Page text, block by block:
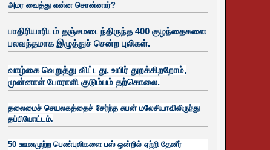
அமர வைத்து என்ன சொன்னார்?
பாதிரியாரிடம் தஞ்சமடைந்திருந்த 400 குழந்தைகளை
பலவந்தமாக இழுத்துச் சென்ற புலிகள்.
வாழ்கை வெறுத்து விட்டது, உயிர் துறக்கிறறோம்,
முன்னாள் போராளி குடும்பம் தற்கொலை.
தலைமைச் செயலகத்தைச் சேர்ந்த சுபன் மலேசியாவிலிருந்து
தப்பியோட்டம்.
50 ஊனமுற்ற பெண்புலிகளை பஸ் ஒன்றில் ஏற்றி தேனீர்